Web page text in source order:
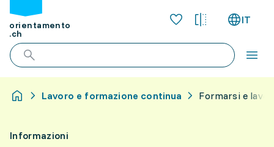
orientamento
.ch
IT
Lavoro e formazione continua Formarsi e
Informazioni